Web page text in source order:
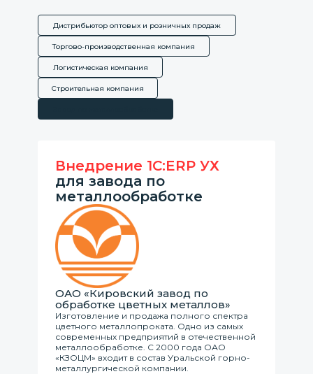
Строительная компания
Логистическая компания
Торгово-производственная компания
Дистрибьютор оптовых и розничных продаж
Внедрение 1С:ERP УХ
для завода по
металлообработке
ОАО «Кировский завод по
обработке цветных металлов»
Изготовление и продажа полного спектра
цветного металлопроката. Одно из самых
современных предприятий в отечественной
металлообработке. С 2000 года ОАО
«КЗОЦМ» входит в состав Уральской горно-
металлургической компании.